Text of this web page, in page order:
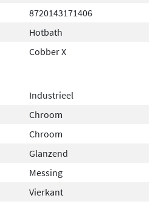
8720143171406
Hotbath
Cobber X
Industrieel
Chroom
Chroom
Glanzend
Messing
Vierkant